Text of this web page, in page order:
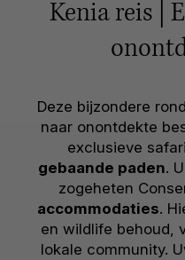
Kenia reis |
Deze bijzondere
naar onontdekte
exclusieve
gebaande paden.
zogeheten
accommodaties.
en wildlife behoud,
lokale community.